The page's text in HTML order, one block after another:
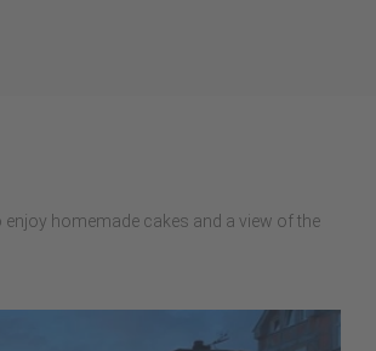
homemade cakes and a view of the